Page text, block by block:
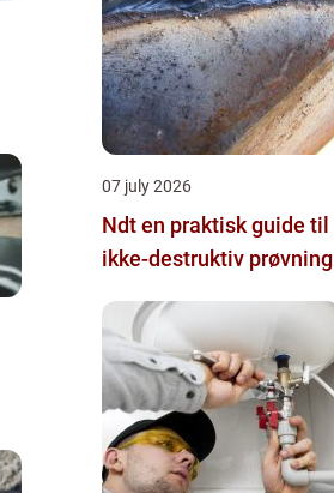
07 july 2026
Ndt en praktisk guide til
ikke-destruktiv prøvning